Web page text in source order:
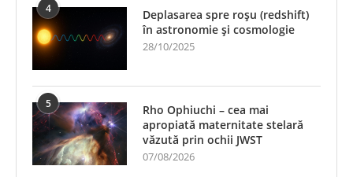
4
Deplasarea spre roșu (redshift)
în astronomie și cosmologie
28/10/2025
5
Rho Ophiuchi – cea mai
apropiată maternitate stelară
văzută prin ochii JWST
07/08/2026